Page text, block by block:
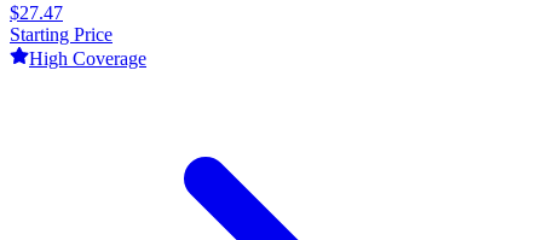
$27.47
Starting Price
High Coverage